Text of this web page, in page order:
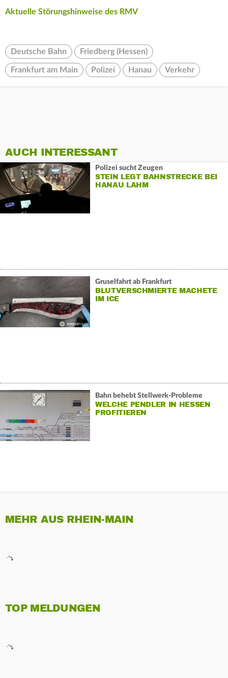
Aktuelle Störungshinweise des RMV
Deutsche Bahn Friedberg (Hessen)
Frankfurt am Main Polizei Hanau Verkehr
AUCH INTERESSANT
Polizei sucht Zeugen
STEIN LEGT BAHNSTRECKE BEI
HANAU LAHM
Gruselfahrt ab Frankfurt
BLUTVERSCHMIERTE MACHETE
IM ICE
Bahn behebt Stellwerk-Probleme
WELCHE PENDLER IN HESSEN
PROFITIEREN
MEHR AUS RHEIN-MAIN
TOP MELDUNGEN